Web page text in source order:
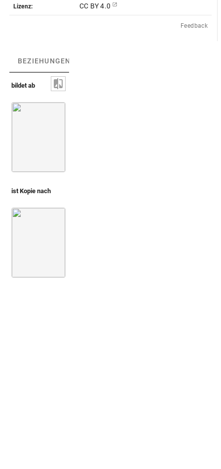
Lizenz: CC BY 4.0
Feedback
BEZIEHUNGEN
bildet ab
ist Kopie nach